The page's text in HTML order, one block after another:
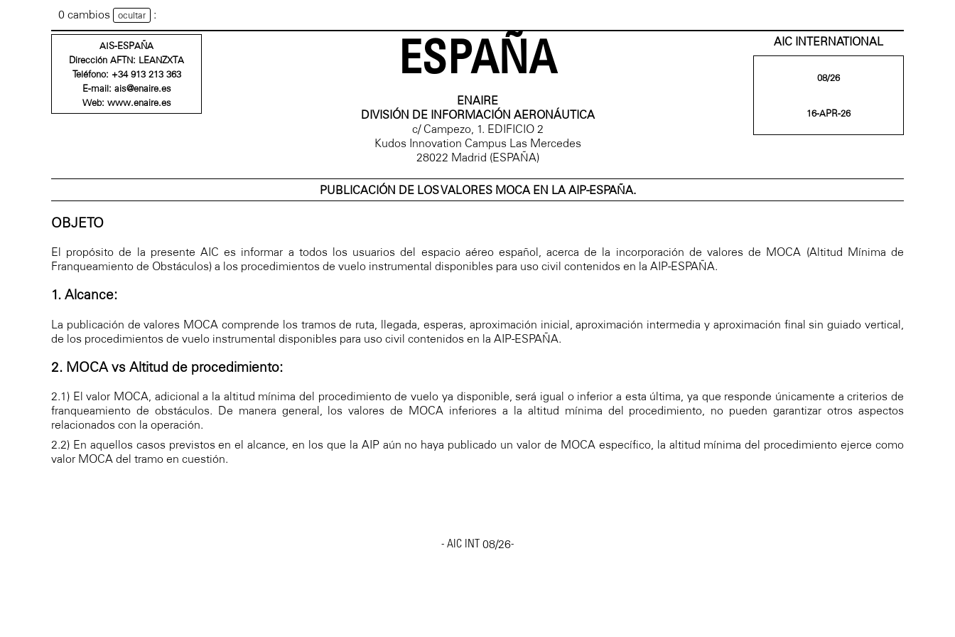
0 cambios ocultar :
AIS-ESPAÑA
Dirección AFTN: LEANZXTA
Teléfono: +34 913 213 363
E-mail: ais@enaire.es
Web: www.enaire.es
ESPAÑA
ENAIRE
DIVISIÓN DE INFORMACIÓN AERONÁUTICA
c/ Campezo, 1. EDIFICIO 2
Kudos Innovation Campus Las Mercedes
28022 Madrid (ESPAÑA)
AIC INTERNATIONAL
08/26
16-APR-26
PUBLICACIÓN DE LOS VALORES MOCA EN LA AIP-ESPAÑA.
OBJETO
El propósito de la presente AIC es informar a todos los usuarios del espacio aéreo español, acerca de la incorporación de valores de MOCA (Altitud Mínima de
Franqueamiento de Obstáculos) a los procedimientos de vuelo instrumental disponibles para uso civil contenidos en la AIP-ESPAÑA.
1. Alcance:
La publicación de valores MOCA comprende los tramos de ruta, llegada, esperas, aproximación inicial, aproximación intermedia y aproximación final sin guiado vertical,
de los procedimientos de vuelo instrumental disponibles para uso civil contenidos en la AIP-ESPAÑA.
2. MOCA vs Altitud de procedimiento:
2.1) El valor MOCA, adicional a la altitud mínima del procedimiento de vuelo ya disponible, será igual o inferior a esta última, ya que responde únicamente a criterios de
franqueamiento de obstáculos. De manera general, los valores de MOCA inferiores a la altitud mínima del procedimiento, no pueden garantizar otros aspectos
relacionados con la operación.
2.2) En aquellos casos previstos en el alcance, en los que la AIP aún no haya publicado un valor de MOCA específico, la altitud mínima del procedimiento ejerce como
valor MOCA del tramo en cuestión.
- AIC INT 08/26-